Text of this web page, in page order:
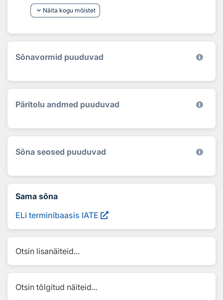
keyboard_arrow_down Näita kogu mõistet
Sõnavormid puuduvad
Päritolu andmed puuduvad
Sõna seosed puuduvad
Sama sõna
ELi terminibaasis IATE
Otsin lisanäiteid...
Otsin tõlgitud näiteid...